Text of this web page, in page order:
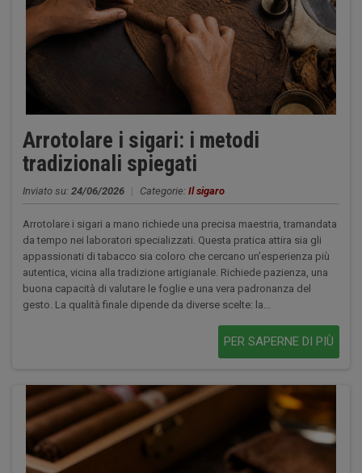
Arrotolare i sigari: i metodi
tradizionali spiegati
Inviato su: 24/06/2026 | Categorie: Il sigaro
Arrotolare i sigari a mano richiede una precisa maestria, tramandata
da tempo nei laboratori specializzati. Questa pratica attira sia gli
appassionati di tabacco sia coloro che cercano un’esperienza più
autentica, vicina alla tradizione artigianale. Richiede pazienza, una
buona capacità di valutare le foglie e una vera padronanza del
gesto. La qualità finale dipende da diverse scelte: la...
PER SAPERNE DI PIÙ